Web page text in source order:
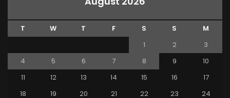
T W T F S S
M
1
2
3
4
5 6 7 8 9
10
11
12 13 14 15 16
17
18
19 20 21 22 23 24